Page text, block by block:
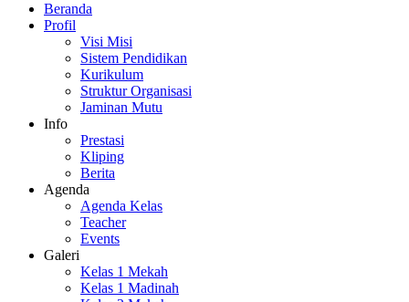
Beranda
Profil
Visi Misi
Sistem Pendidikan
Kurikulum
Struktur Organisasi
Jaminan Mutu
Info
Prestasi
Kliping
Berita
Agenda
Agenda Kelas
Teacher
Events
Galeri
Kelas 1 Mekah
Kelas 1 Madinah